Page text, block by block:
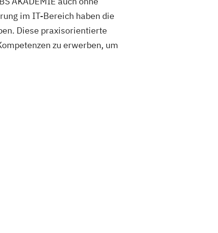
im IT-Bereich haben die
Diese praxisorientierte
zu erwerben, um